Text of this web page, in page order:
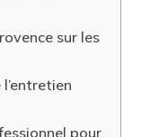
sur les
pour